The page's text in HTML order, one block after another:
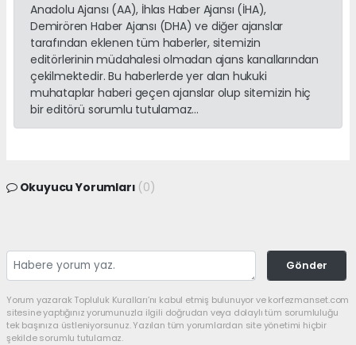
Anadolu Ajansı (AA), İhlas Haber Ajansı (İHA),
Demirören Haber Ajansı (DHA) ve diğer ajanslar
tarafından eklenen tüm haberler, sitemizin
editörlerinin müdahalesi olmadan ajans kanallarından
çekilmektedir. Bu haberlerde yer alan hukuki
muhataplar haberi geçen ajanslar olup sitemizin hiç
bir editörü sorumlu tutulamaz...
Okuyucu Yorumları (0)
Gönder
Yorum yazarak Topluluk Kuralları’nı kabul etmiş bulunuyor ve korfezmanset.com
sitesine yaptığınız yorumunuzla ilgili doğrudan veya dolaylı tüm sorumluluğu
tek başınıza üstleniyorsunuz. Yazılan tüm yorumlardan site yönetimi hiçbir
şekilde sorumlu tutulamaz.